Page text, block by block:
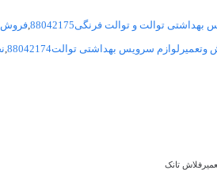
توالت و توالت فرنگی88042175 فروش
سرویس بهداشتی توالت88042174
تانک